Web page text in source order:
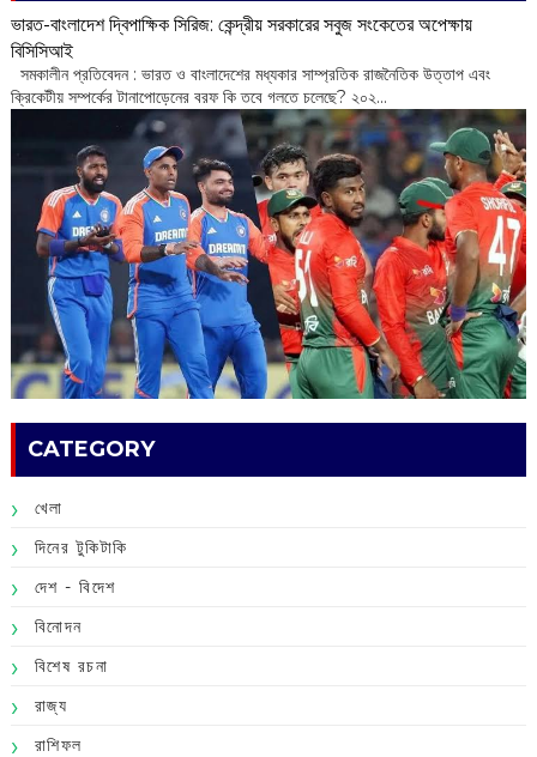
ভারত-বাংলাদেশ দ্বিপাক্ষিক সিরিজ: কেন্দ্রীয় সরকারের সবুজ সংকেতের অপেক্ষায়
বিসিসিআই
‌ সমকালীন প্রতিবেদন : ভারত ও বাংলাদেশের মধ্যকার সাম্প্রতিক রাজনৈতিক উত্তাপ এবং
ক্রিকেটীয় সম্পর্কের টানাপোড়েনের বরফ কি তবে গলতে চলেছে? ২০২...
CATEGORY
খেলা
দিনের টুকিটাকি
দেশ - বিদেশ
বিনোদন
বিশেষ রচনা
রাজ্য
রাশিফল